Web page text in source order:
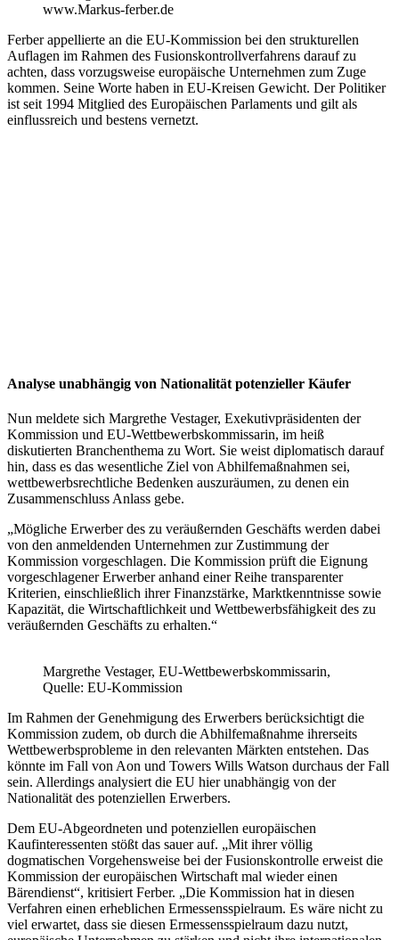
www.Markus-ferber.de
Ferber appellierte an die EU-Kommission bei den strukturellen
Auflagen im Rahmen des Fusionskontrollverfahrens darauf zu
achten, dass vorzugsweise europäische Unternehmen zum Zuge
kommen. Seine Worte haben in EU-Kreisen Gewicht. Der Politiker
ist seit 1994 Mitglied des Europäischen Parlaments und gilt als
einflussreich und bestens vernetzt.
Analyse unabhängig von Nationalität potenzieller Käufer
Nun meldete sich Margrethe Vestager, Exekutivpräsidenten der
Kommission und EU-Wettbewerbskommissarin, im heiß
diskutierten Branchenthema zu Wort. Sie weist diplomatisch darauf
hin, dass es das wesentliche Ziel von Abhilfemaßnahmen sei,
wettbewerbsrechtliche Bedenken auszuräumen, zu denen ein
Zusammenschluss Anlass gebe.
„Mögliche Erwerber des zu veräußernden Geschäfts werden dabei
von den anmeldenden Unternehmen zur Zustimmung der
Kommission vorgeschlagen. Die Kommission prüft die Eignung
vorgeschlagener Erwerber anhand einer Reihe transparenter
Kriterien, einschließlich ihrer Finanzstärke, Marktkenntnisse sowie
Kapazität, die Wirtschaftlichkeit und Wettbewerbsfähigkeit des zu
veräußernden Geschäfts zu erhalten.“
Margrethe Vestager, EU-Wettbewerbskommissarin,
Quelle: EU-Kommission
Im Rahmen der Genehmigung des Erwerbers berücksichtigt die
Kommission zudem, ob durch die Abhilfemaßnahme ihrerseits
Wettbewerbsprobleme in den relevanten Märkten entstehen. Das
könnte im Fall von Aon und Towers Wills Watson durchaus der Fall
sein. Allerdings analysiert die EU hier unabhängig von der
Nationalität des potenziellen Erwerbers.
Dem EU-Abgeordneten und potenziellen europäischen
Kaufinteressenten stößt das sauer auf. „Mit ihrer völlig
dogmatischen Vorgehensweise bei der Fusionskontrolle erweist die
Kommission der europäischen Wirtschaft mal wieder einen
Bärendienst“, kritisiert Ferber. „Die Kommission hat in diesen
Verfahren einen erheblichen Ermessensspielraum. Es wäre nicht zu
viel erwartet, dass sie diesen Ermessensspielraum dazu nutzt,